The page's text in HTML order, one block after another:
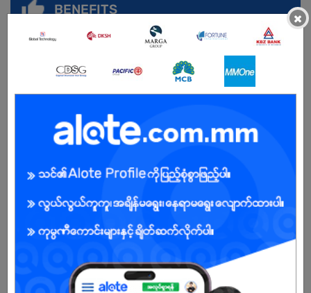
BENEFITS
Allowance
Sale Incentive
Open To : Male/Female
×